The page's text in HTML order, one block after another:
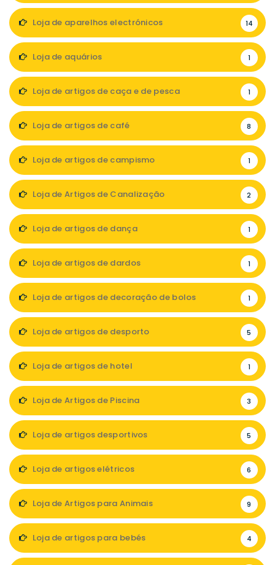
Loja de aparelhos electrónicos 14
Loja de aquários 1
Loja de artigos de caça e de pesca 1
Loja de artigos de café 8
Loja de artigos de campismo 1
Loja de Artigos de Canalização 2
Loja de artigos de dança 1
Loja de artigos de dardos 1
Loja de artigos de decoração de bolos 1
Loja de artigos de desporto 5
Loja de artigos de hotel 1
Loja de Artigos de Piscina 3
Loja de artigos desportivos 5
Loja de artigos elétricos 6
Loja de Artigos para Animais 9
Loja de artigos para bebés 4